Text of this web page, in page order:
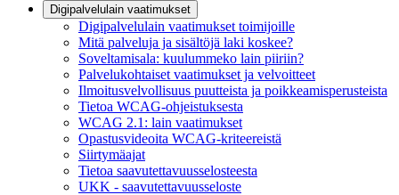
Digipalvelulain vaatimukset
Digipalvelulain vaatimukset toimijoille
Mitä palveluja ja sisältöjä laki koskee?
Soveltamisala: kuulummeko lain piiriin?
Palvelukohtaiset vaatimukset ja velvoitteet
Ilmoitusvelvollisuus puutteista ja poikkeamisperusteista
Tietoa WCAG-ohjeistuksesta
WCAG 2.1: lain vaatimukset
Opastusvideoita WCAG-kriteereistä
Siirtymäajat
Tietoa saavutettavuusselosteesta
UKK - saavutettavuusseloste